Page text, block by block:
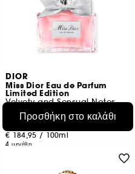
DIOR
Miss Dior Eau de Parfum
Limited Edition
Velvety and Sensual Notes
2517
€ 91,95
€ 184,95 / 100ml
4 μεγέθη
Προσθήκη στο καλάθι